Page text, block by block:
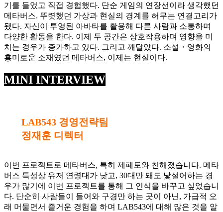
기를 들었고 직접 경험했다. 단순 게임의 연장선이라 생각했던
메타버스. 뚜렷했던 가상과 현실의 경계를 허무는 연결고리가
됐다. 자신이 투영된 아바타를 활용해 다른 사람과 소통하며
다양한 활동을 한다. 이제 두 공간은 상호작용하며 영향을 미
치는 경우가 증가하고 있다. 그리고 깨달았다. 소설・영화의
흥미로운 소재였던 메타버스, 이제는 현실이다.
MINI INTERVIEW
LAB543 경영전략팀
정재훈 디렉터
이번 프로젝트로 메타버스, 특히 제페토와 친해졌습니다. 메타
버스 특성상 유저 연령대가 낮고, 30대만 돼도 낯설어하는 경
우가 많기에 이번 프로젝트를 통해 그 인식을 바꾸고 싶었습니
다. 단순히 사람들이 들어와 구경만 하는 곳이 아닌, 가급적 오
래 머물면서 즐거운 경험을 하며 LAB543에 대해 많은 것을 알